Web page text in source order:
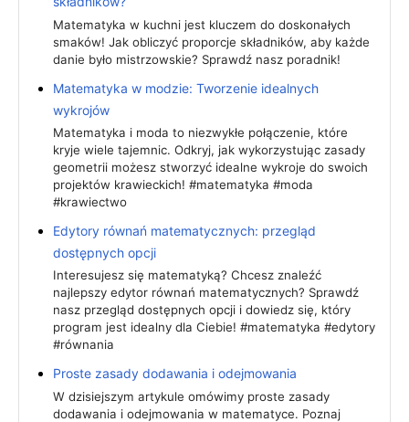
Matematyka w kuchni jest kluczem do doskonałych
smaków! Jak obliczyć proporcje składników, aby każde
danie było mistrzowskie? Sprawdź nasz poradnik!
Matematyka w modzie: Tworzenie idealnych
wykrojów
Matematyka i moda to niezwykłe połączenie, które
kryje wiele tajemnic. Odkryj, jak wykorzystując zasady
geometrii możesz stworzyć idealne wykroje do swoich
projektów krawieckich! #matematyka #moda
#krawiectwo
Edytory równań matematycznych: przegląd
dostępnych opcji
Interesujesz się matematyką? Chcesz znaleźć
najlepszy edytor równań matematycznych? Sprawdź
nasz przegląd dostępnych opcji i dowiedz się, który
program jest idealny dla Ciebie! #matematyka #edytory
#równania
Proste zasady dodawania i odejmowania
W dzisiejszym artykule omówimy proste zasady
dodawania i odejmowania w matematyce. Poznaj